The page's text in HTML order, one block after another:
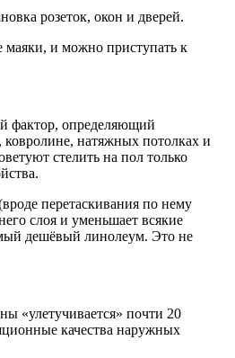
розеток, окон и дверей.
маяки, и можно приступать к
фактор, определяющий
ковролине, натяжных потолках и
стелить на пол только
перетаскивания по нему
слоя и уменьшает всякие
дешёвый линолеум. Это не
«улетучивается» почти 20
качества наружных